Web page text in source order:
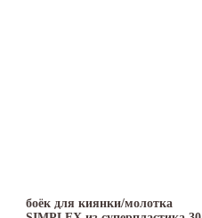
боёк для киянки/молотка